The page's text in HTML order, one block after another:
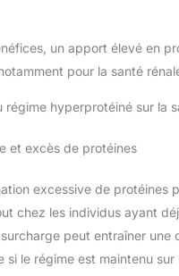
un apport élevé en
pour la santé
régime hyperprotéiné sur la
et excès de protéines
excessive de protéines
chez les individus ayant
peut entraîner une
si le régime est maintenu sur